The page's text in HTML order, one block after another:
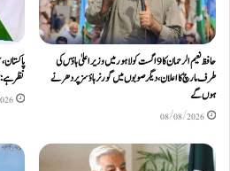
حافظ نعیم الرحمان کا 9 اگست کو لاہور میں وزیر اعلیٰ ہاؤس کی
طرف مارچ کا اعلان، دیگر صوبوں میں گورنر ہاؤسز پر دھرنے
ہوں گے
08/08/2026
نظر